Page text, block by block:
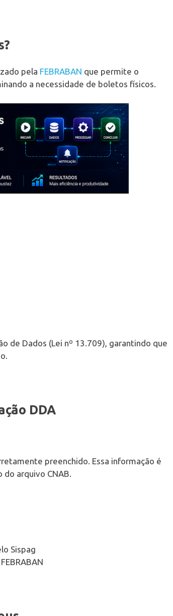
pela FEBRABAN que permite o
a necessidade de boletos físicos.
de Dados (Lei nº 13.709), garantindo que
DDA
preenchido. Essa informação é
arquivo CNAB.
Sispag